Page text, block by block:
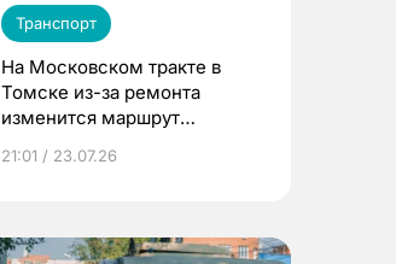
Транспорт
На Московском тракте в
Томске из-за ремонта
изменится маршрут
21:01 / 23.07.26